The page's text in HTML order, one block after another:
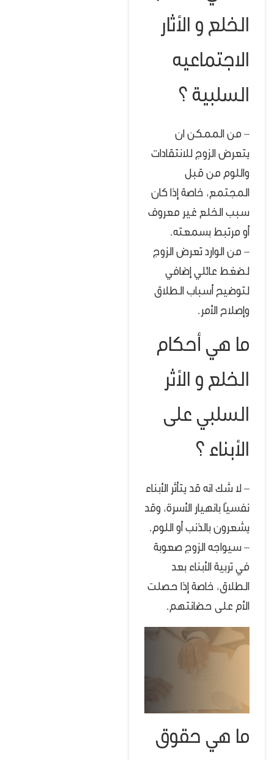
الخلع و الأثار
الاجتماعيه
السلبية ؟
– من الممكن ان
يتعرض الزوج للانتقادات
واللوم من قبل
المجتمع، خاصة إذا كان
سبب الخلع غير معروف
أو مرتبط بسمعته.
– من الوارد تعرض الزوج
لضغط عائلي إضافي
لتوضيح أسباب الطلاق
وإصلاح الأمر.
ما هي أحكام
الخلع و الأثر
السلبي على
الأبناء ؟
– لا شك انه قد يتأثر الأبناء
نفسيًا بانهيار الأسرة، وقد
يشعرون بالذنب أو اللوم.
– سيواجه الزوج صعوبة
في تربية الأبناء بعد
الطلاق، خاصة إذا حصلت
الأم على حضانتهم.
ما هي حقوق